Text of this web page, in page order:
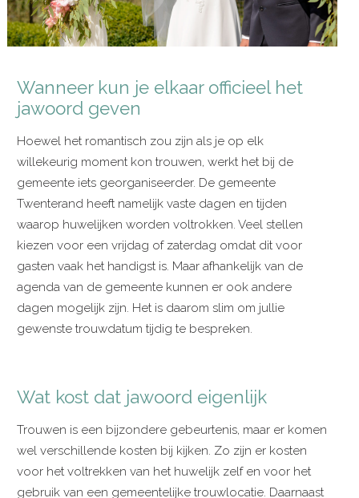
Wanneer kun je elkaar officieel het
jawoord geven
Hoewel het romantisch zou zijn als je op elk
willekeurig moment kon trouwen, werkt het bij de
gemeente iets georganiseerder. De gemeente
Twenterand heeft namelijk vaste dagen en tijden
waarop huwelijken worden voltrokken. Veel stellen
kiezen voor een vrijdag of zaterdag omdat dit voor
gasten vaak het handigst is. Maar afhankelijk van de
agenda van de gemeente kunnen er ook andere
dagen mogelijk zijn. Het is daarom slim om jullie
gewenste trouwdatum tijdig te bespreken.
Wat kost dat jawoord eigenlijk
Trouwen is een bijzondere gebeurtenis, maar er komen
wel verschillende kosten bij kijken. Zo zijn er kosten
voor het voltrekken van het huwelijk zelf en voor het
gebruik van een gemeentelijke trouwlocatie. Daarnaast